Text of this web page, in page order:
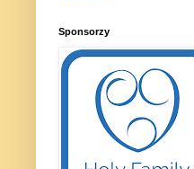
Sponsorzy